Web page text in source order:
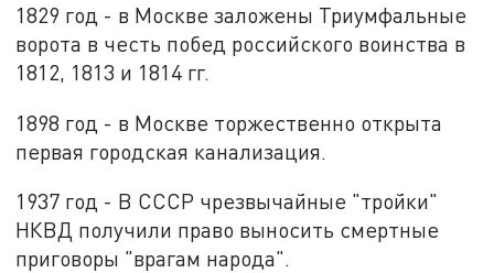
1829 год - в Москве заложены Триумфальные
ворота в честь побед российского воинства в
1812, 1813 и 1814 гг.
1898 год - в Москве торжественно открыта
первая городская канализация.
1937 год - В СССР чрезвычайные "тройки"
НКВД получили право выносить смертные
приговоры "врагам народа".